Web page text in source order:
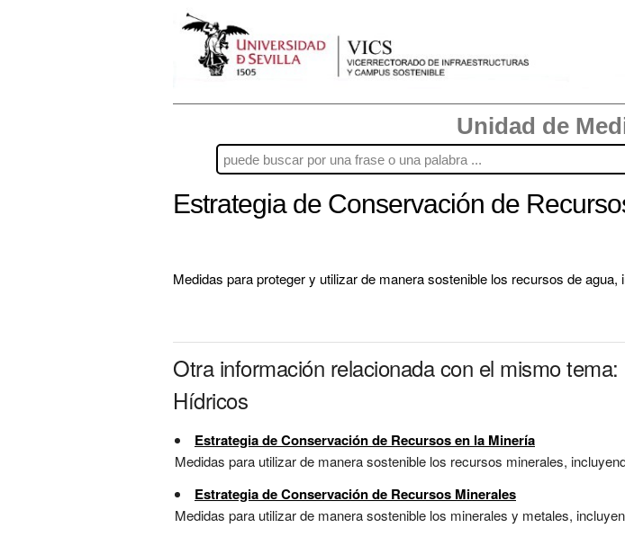
Unidad de
Estrategia de Conservación de
Medidas para proteger y utilizar de manera sostenible los recursos de
Otra información relacionada con el mismo
Hídricos
Estrategia de Conservación de Recursos en la Minería
Medidas para utilizar de manera sostenible los recursos minerales,
Estrategia de Conservación de Recursos Minerales
Medidas para utilizar de manera sostenible los minerales y metales,